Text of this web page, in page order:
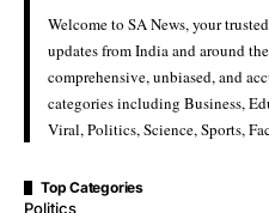
Welcome to SA News, your
updates from India and around
comprehensive, unbiased, and
categories including Business,
Viral, Politics, Science, Sports,
Top Categories
Politics